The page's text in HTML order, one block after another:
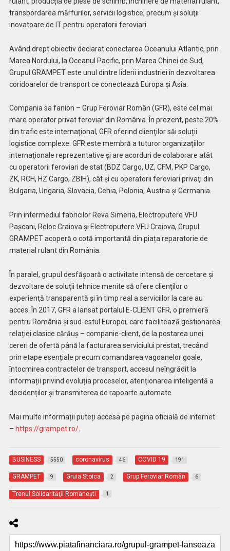
transbordarea mărfurilor, servicii logistice, precum și soluţii
inovatoare de IT pentru operatorii feroviari.
Având drept obiectiv declarat conectarea Oceanului Atlantic, prin
Marea Nordului, la Oceanul Pacific, prin Marea Chinei de Sud,
Grupul GRAMPET este unul dintre liderii industriei în dezvoltarea
coridoarelor de transport ce conectează Europa şi Asia.
Compania sa fanion – Grup Feroviar Român (GFR), este cel mai
mare operator privat feroviar din România. În prezent, peste 20%
din trafic este internaţional, GFR oferind clienţilor săi soluții
logistice complexe. GFR este membră a tuturor organizaţiilor
internaţionale reprezentative și are acorduri de colaborare atât
cu operatorii feroviari de stat (BDZ Cargo, UZ, CFM, PKP Cargo,
ZK, RCH, HZ Cargo, ZBIH), cât și cu operatorii feroviari privaţi din
Bulgaria, Ungaria, Slovacia, Cehia, Polonia, Austria și Germania.
Prin intermediul fabricilor Reva Simeria, Electroputere VFU
Paşcani, Reloc Craiova și Electroputere VFU Craiova, Grupul
GRAMPET acoperă o cotă importantă din piața reparatorie de
material rulant din România.
În paralel, grupul desfăşoară o activitate intensă de cercetare şi
dezvoltare de soluţii tehnice menite să ofere clienţilor o
experienţă transparentă şi în timp real a serviciilor la care au
acces. În 2017, GFR a lansat portalul E-CLIENT GFR, o premieră
pentru România și sud-estul Europei, care facilitează gestionarea
relației clasice cărăuș – companie-client, de la postarea unei
cereri de ofertă până la facturarea serviciului prestat, trecând
prin etape esențiale precum comandarea vagoanelor goale,
întocmirea contractelor de transport, accesul neîngrădit la
informații privind evoluția proceselor, atenționarea inteligentă a
decidenților și transmiterea de rapoarte automate.
Mai multe informații puteți accesa pe pagina oficială de internet
– https://grampet.ro/.
BUSINESS 5550 coronavirus 46 COVID 19 191
GRAMPET 9 Gruia Stoica 2 Grup Feroviar Român 6
Trenul Solidarităţii Româneşti 1